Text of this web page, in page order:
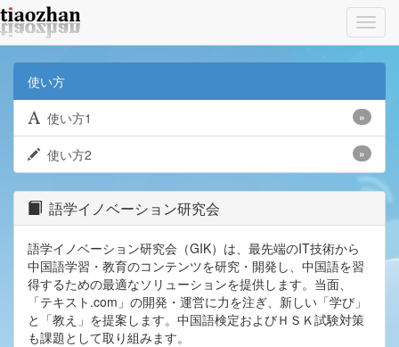
使い方
使い方1 »
使い方2 »
語学イノベーション研究会
語学イノベーション研究会（GIK）は、最先端のIT技術から
中国語学習・教育のコンテンツを研究・開発し、中国語を習
得するための最適なソリューションを提供します。当面、
「テキスト.com」の開発・運営に力を注ぎ、新しい「学び」
と「教え」を提案します。中国語検定およびＨＳＫ試験対策
も課題として取り組みます。